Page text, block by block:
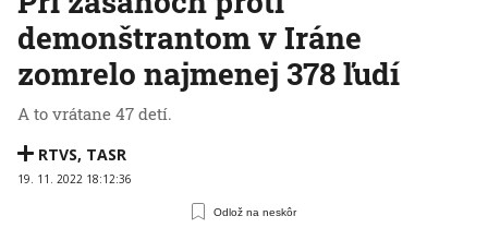
demonštrantom v Iráne
zomrelo najmenej 378 ľudí
A to vrátane 47 detí.
RTVS, TASR
19. 11. 2022 18:12:36
Odlož na neskôr